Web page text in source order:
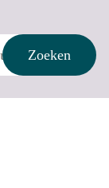
Zoeken